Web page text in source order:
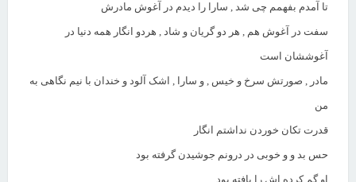
تا آمدم بفهمم چی شد , سارا را دیدم در آغوش مادرش
سفت در آغوش هم , هر دو گریان و شاد , هردو انگار همه دنیا در
آغوششان است
مادر , صورتش سرخ و خیس , و سارا , اشک آلود و خندان با نیم نگاهی به
من
قدرت تکان خوردن نداشتم انگار
حس بد و و خوبی در درونم جوشیدن گرفته بود
او گم کرده اش را یافته بود